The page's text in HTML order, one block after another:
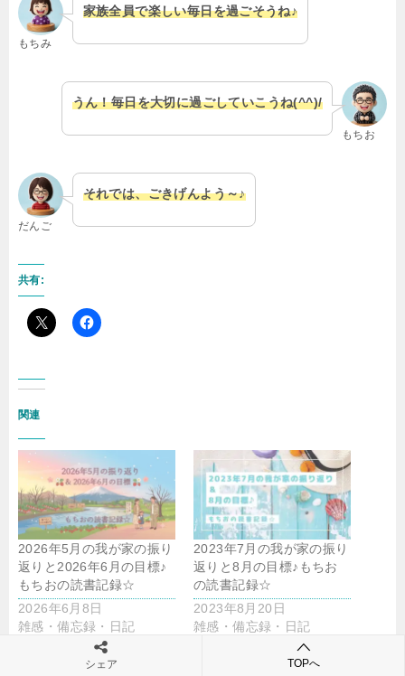
もちみ
家族全員で楽しい毎日を過ごそうね♪
もちお
うん！毎日を大切に過ごしていこうね(^^)/
だんご
それでは、ごきげんよう～♪
共有:
関連
2026年5月の我が家の振り
返りと2026年6月の目標♪
もちおの読書記録☆
2026年6月8日
雑感・備忘録・日記
2023年7月の我が家の振り
返りと8月の目標♪もちお
の読書記録☆
2023年8月20日
雑感・備忘録・日記
シェア TOPへ